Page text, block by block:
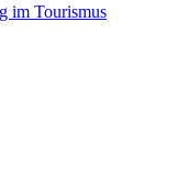
im Tourismus